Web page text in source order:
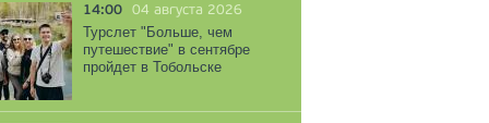
14:00 04 августа 2026
Турслет "Больше, чем
путешествие" в сентябре
пройдет в Тобольске